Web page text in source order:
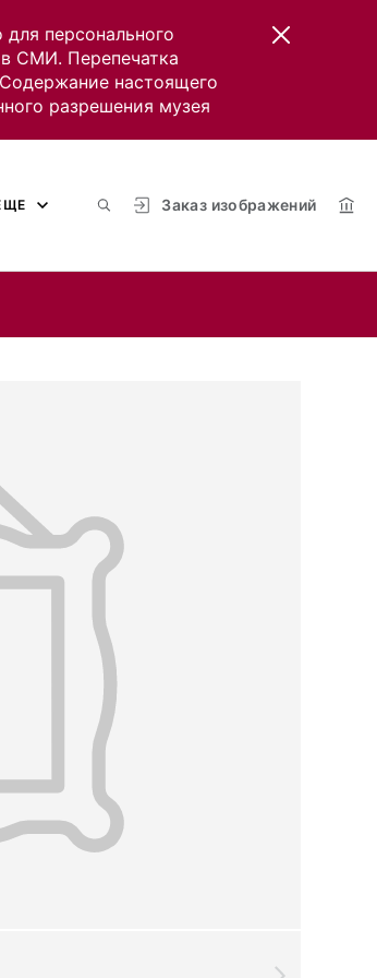
персонального
в СМИ. Перепечатка
настоящего
разрешения музея
Заказ изображений